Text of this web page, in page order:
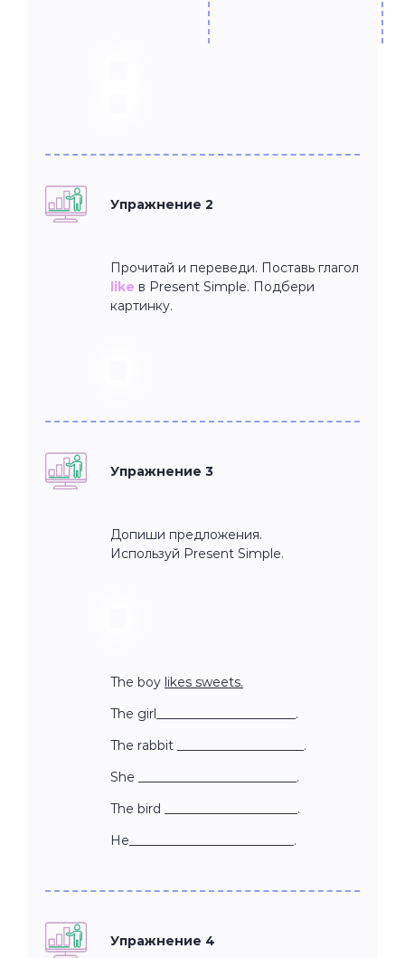
Упражнение 2
Прочитай и переведи. Поставь глагол
like в Present Simple. Подбери
картинку.
Упражнение 3
Допиши предложения.
Используй Present Simple.
The boy likes sweets.
The girl______________________.
The rabbit ____________________.
She _________________________.
The bird _____________________.
He__________________________.
Упражнение 4